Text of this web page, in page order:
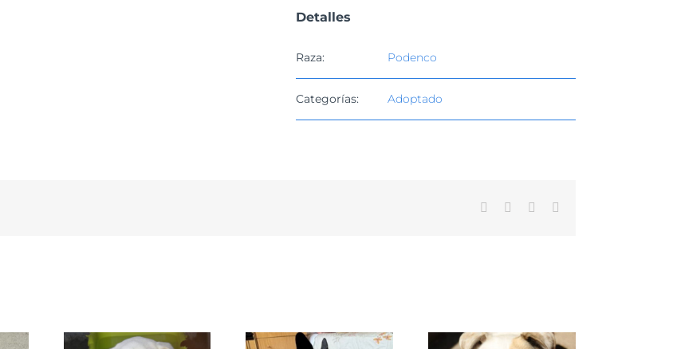
Detalles
Raza: Podenco
Categorías: Adoptado
Facebook WhatsApp